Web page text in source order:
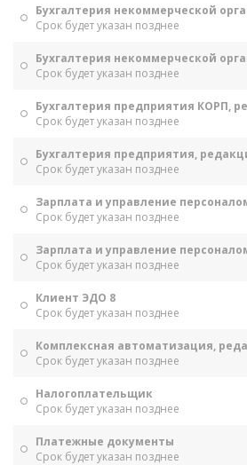
Бухгалтерия некоммерческой
Срок будет указан позднее
Бухгалтерия некоммерческой
Срок будет указан позднее
Бухгалтерия предприятия КОРП,
Срок будет указан позднее
Бухгалтерия предприятия,
Срок будет указан позднее
Зарплата и управление
Срок будет указан позднее
Зарплата и управление
Срок будет указан позднее
Клиент ЭДО 8
Срок будет указан позднее
Комплексная автоматизация,
Срок будет указан позднее
Налогоплательщик
Срок будет указан позднее
Платежные документы
Срок будет указан позднее